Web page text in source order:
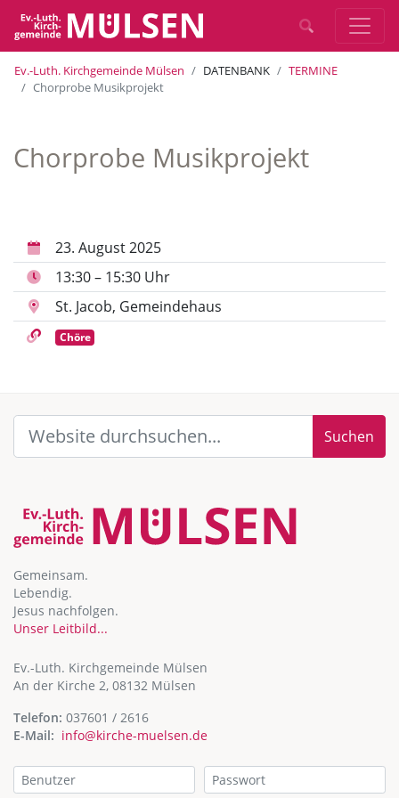
Ev.-Luth. Kirchgemeinde Mülsen DATENBANK
TERMINE
Chorprobe Musikprojekt
Chorprobe Musikprojekt
23. August 2025
13:30 – 15:30 Uhr
St. Jacob, Gemeindehaus
Chöre
Suchen
Gemeinsam.
Lebendig.
Jesus nachfolgen.
Unser Leitbild...
Ev.-Luth. Kirchgemeinde Mülsen
An der Kirche 2, 08132 Mülsen
Telefon: 037601 / 2616
E-Mail: info@kirche-muelsen.de